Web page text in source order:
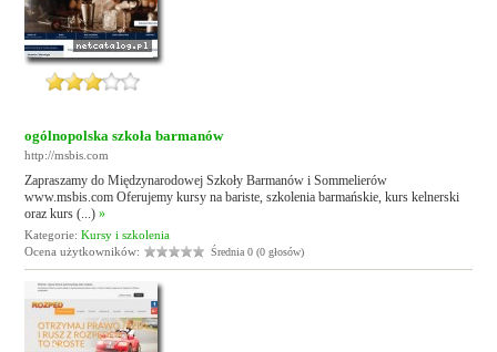
ogólnopolska szkoła barmanów
http://msbis.com
Zapraszamy do Międzynarodowej Szkoły Barmanów i Sommelierów
www.msbis.com Oferujemy kursy na bariste, szkolenia barmańskie, kurs kelnerski
oraz kurs (...)»
Kategorie:Kursy i szkolenia
Ocena użytkowników:
Średnia 0 (0 głosów)